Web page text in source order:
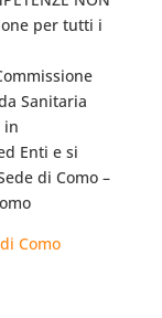
per tutti i
Sanitaria
in
Enti e si
di Como –
Como